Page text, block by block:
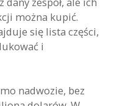
można kupić.
się lista części,
i
nadwozie, bez